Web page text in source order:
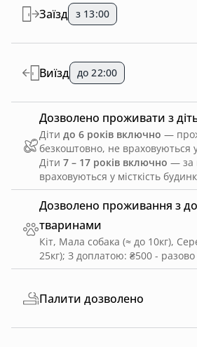
Дозволено проживання з
тваринами
Кіт, Мала собака (≈ до 10кг),
25кг); З доплатою: ₴500 - разово
Заїзд з 13:00
Виїзд до 22:00
Дозволено проживати з
Діти до 6 років включно —
безкоштовно, не враховуються у
Діти 7 – 17 років включно — за
враховуються у місткість
Палити дозволено